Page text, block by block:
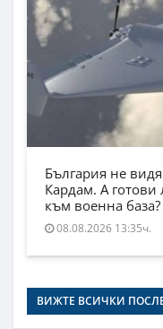
България не
Кардам. А
към военна база?
08.08.2026 13:35ч.
ВИЖТЕ ВСИЧКИ